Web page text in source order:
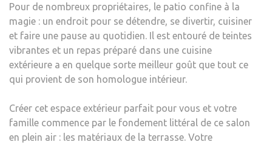
Pour de nombreux propriétaires, le patio confine à la
magie : un endroit pour se détendre, se divertir, cuisiner
et faire une pause au quotidien. Il est entouré de teintes
vibrantes et un repas préparé dans une cuisine
extérieure a en quelque sorte meilleur goût que tout ce
qui provient de son homologue intérieur.
Créer cet espace extérieur parfait pour vous et votre
famille commence par le fondement littéral de ce salon
en plein air : les matériaux de la terrasse. Votre